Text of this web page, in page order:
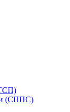
(СППС)